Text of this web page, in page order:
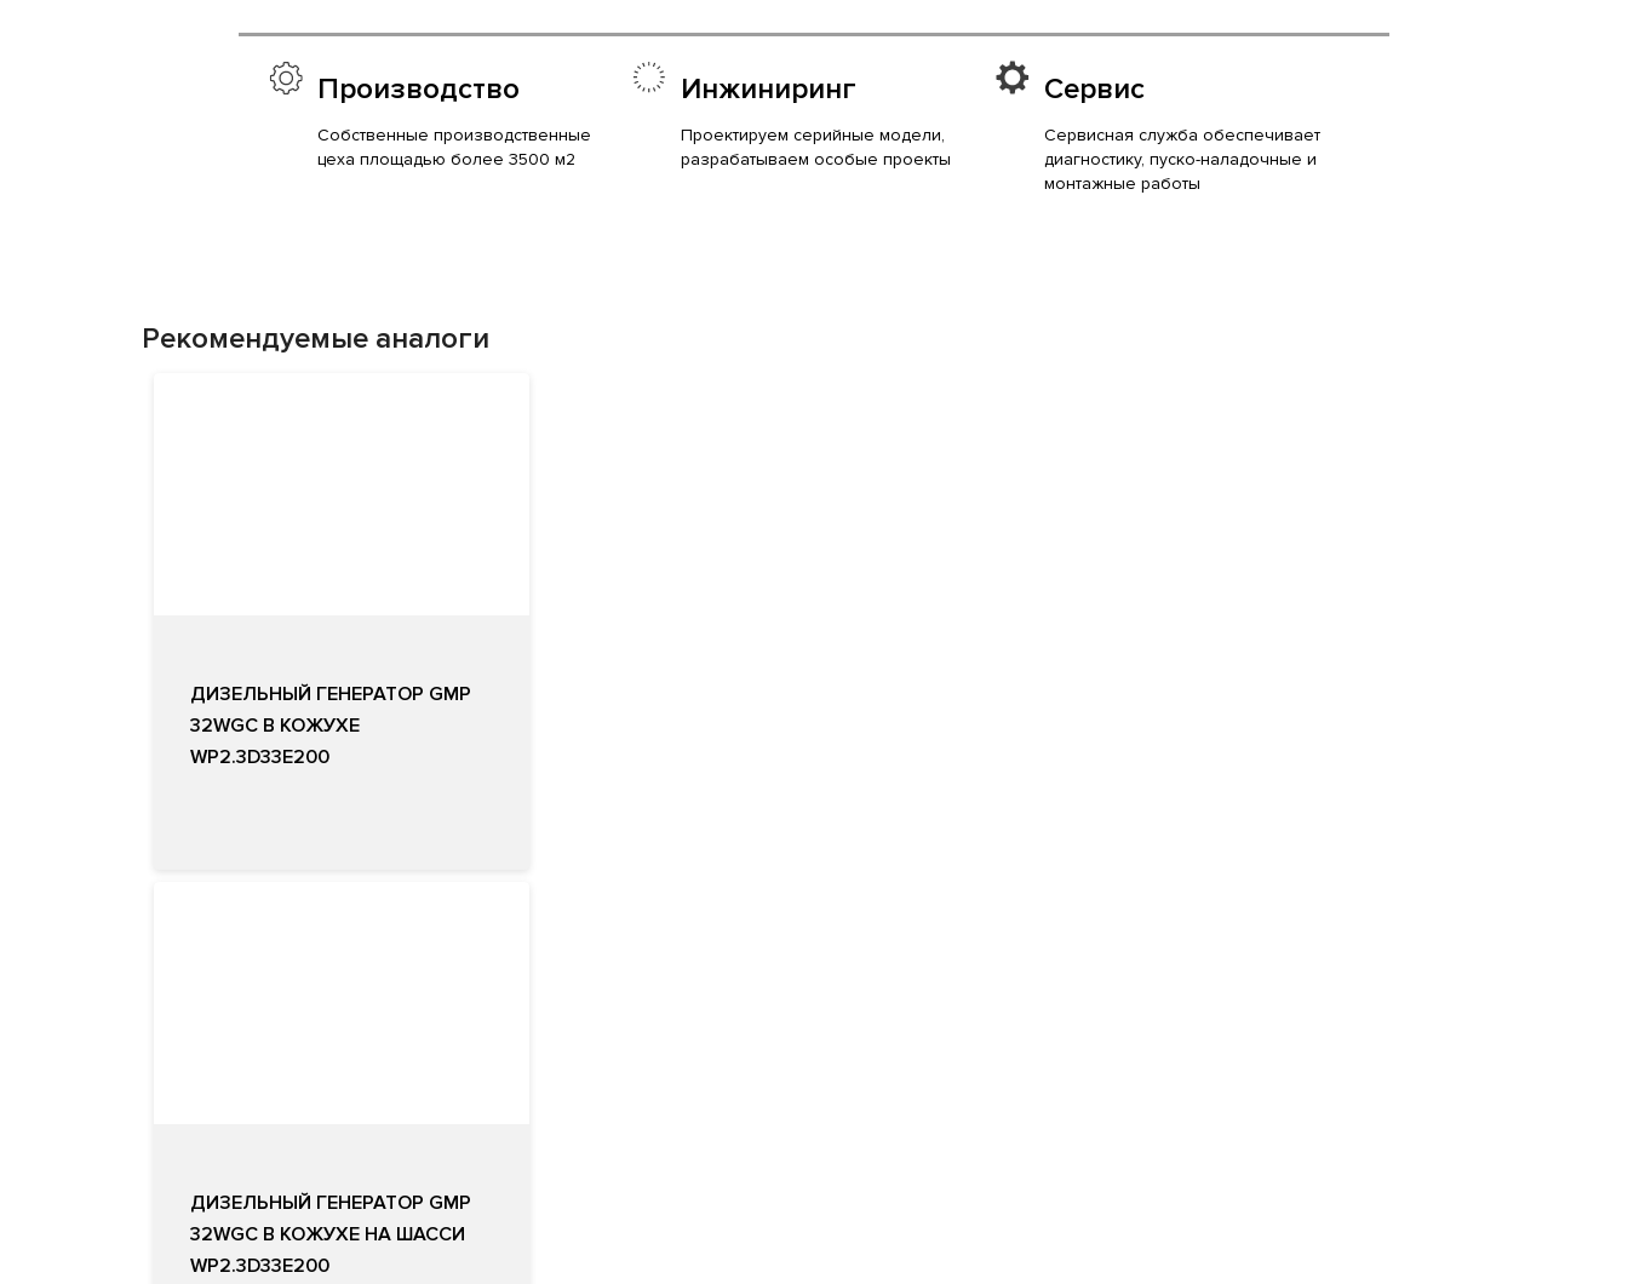
Производство
Собственные производственные
цеха площадью более 3500 м2
Инжиниринг
Проектируем серийные модели,
разрабатываем особые проекты
Сервис
Сервисная служба обеспечивает
диагностику, пуско-наладочные и
монтажные работы
Рекомендуемые аналоги
ДИЗЕЛЬНЫЙ ГЕНЕРАТОР GMP
32WGC В КОЖУХЕ
WP2.3D33E200
ДИЗЕЛЬНЫЙ ГЕНЕРАТОР GMP
32WGC В КОЖУХЕ НА ШАССИ
WP2.3D33E200